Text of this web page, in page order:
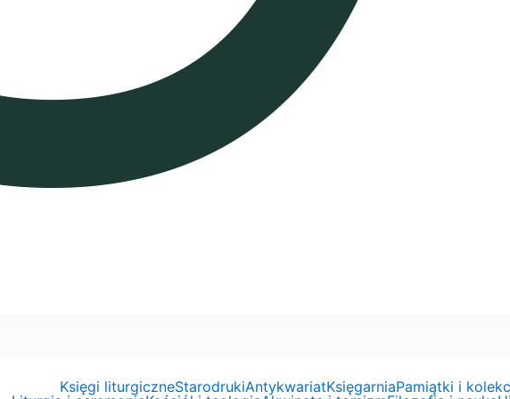
Księgi liturgiczneStarodrukiAntykwariatKsięgarniaPamiątki i